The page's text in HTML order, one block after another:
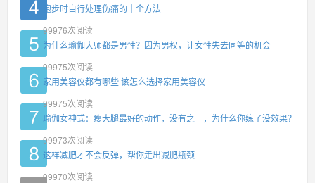
跑步时自行处理伤痛的十个方法
99976次阅读
为什么瑜伽大师都是男性？因为男权，让女性失去同等的机会
99975次阅读
家用美容仪都有哪些 该怎么选择家用美容仪
99975次阅读
瑜伽女神式：瘦大腿最好的动作，没有之一，为什么你练了没效果？
99973次阅读
这样减肥才不会反弹，帮你走出减肥瓶颈
99970次阅读